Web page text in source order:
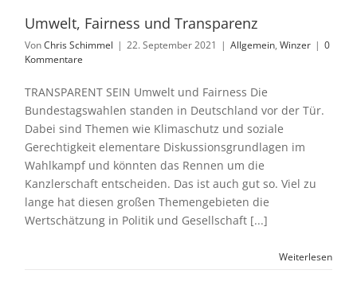
Umwelt, Fairness und Transparenz
VonChris Schimmel | 22. September 2021 | Allgemein,Winzer | 0
Kommentare
TRANSPARENT SEIN Umwelt und Fairness Die
Bundestagswahlen standen in Deutschland vor der Tür.
Dabei sind Themen wie Klimaschutz und soziale
Gerechtigkeit elementare Diskussionsgrundlagen im
Wahlkampf und könnten das Rennen um die
Kanzlerschaft entscheiden. Das ist auch gut so. Viel zu
lange hat diesen großen Themengebieten die
Wertschätzung in Politik und Gesellschaft [...]
Weiterlesen